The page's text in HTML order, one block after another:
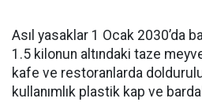
Asıl yasaklar 1 Ocak 2030’da
1.5 kilonun altındaki taze
kafe ve restoranlarda
kullanımlık plastik kap ve